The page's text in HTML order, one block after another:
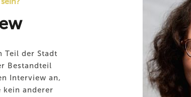
Teil der Stadt
Bestandteil
Interview an,
kein anderer